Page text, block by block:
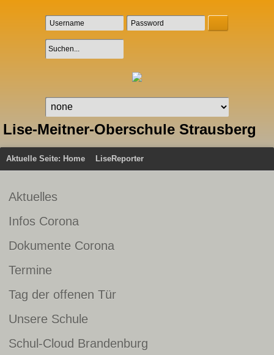
Lise-Meitner-Oberschule Strausberg
Aktuelle Seite: Home LiseReporter
Aktuelles
Infos Corona
Dokumente Corona
Termine
Tag der offenen Tür
Unsere Schule
Schul-Cloud Brandenburg